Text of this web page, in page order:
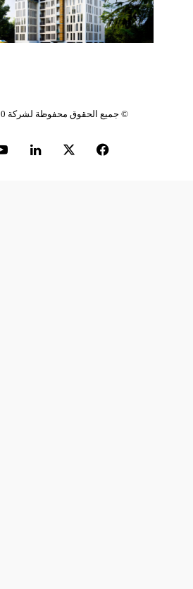
© جميع الحقوق محفوظة لشركة G Media LLC20
فيسبوك